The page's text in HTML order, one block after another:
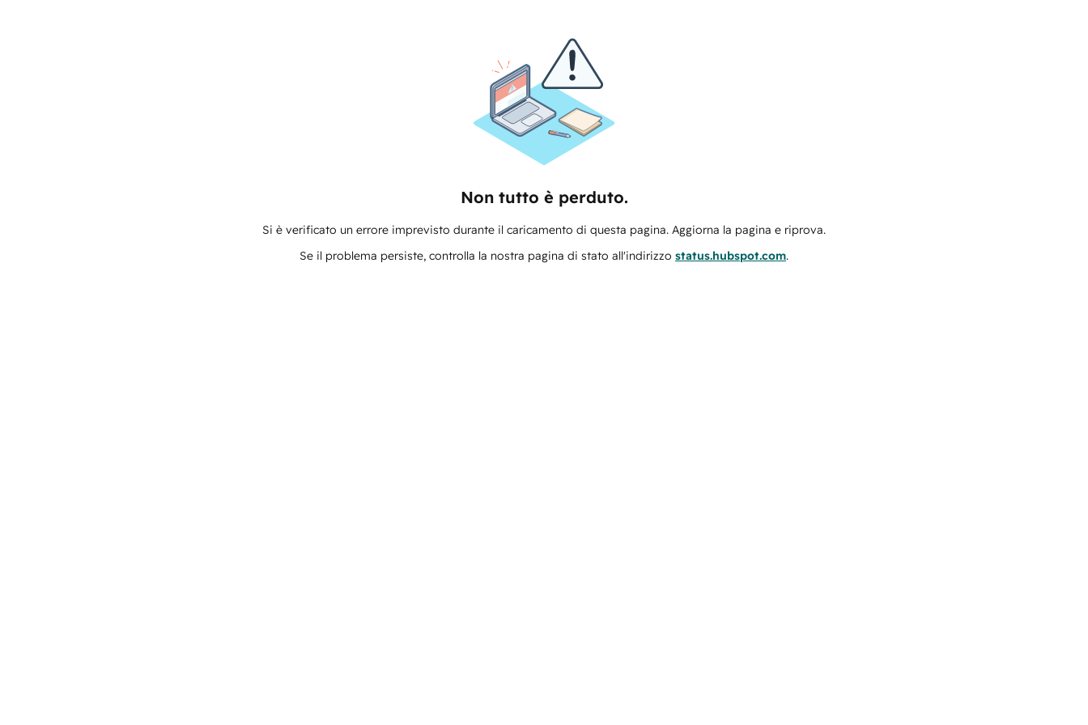
Non tutto è perduto.
Si è verificato un errore imprevisto durante il caricamento di questa pagina. Aggiorna la pagina e riprova.
Se il problema persiste, controlla la nostra pagina di stato all'indirizzo status.hubspot.com.